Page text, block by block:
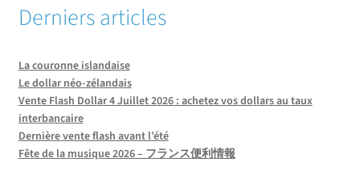
Derniers articles
La couronne islandaise
Le dollar néo-zélandais
Vente Flash Dollar 4 Juillet 2026 : achetez vos dollars au taux
interbancaire
Dernière vente flash avant l’été
Fête de la musique 2026 – フランス便利情報